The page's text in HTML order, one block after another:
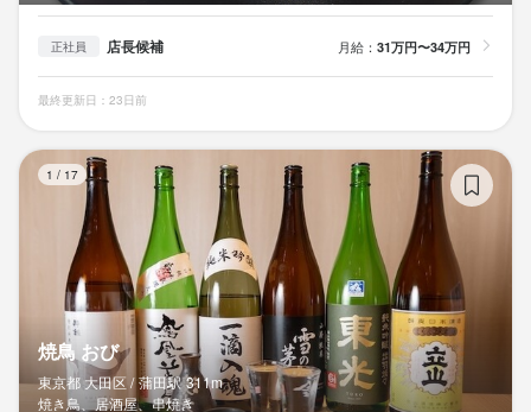
正社員 店長候補 月給： 31万円〜34万円
最終更新日：23日前
1 / 17
焼鳥 おび
東京都 大田区 / 蒲田駅 311m
焼き鳥、居酒屋、串焼き
2　人の笑顔を見るのが好き！
3　仲間と達成感・満足感を得たい！
4　地域一番店を目指したい！
目的ゴールを見失わない人、やる気、情熱のある人、お待ちして
います！